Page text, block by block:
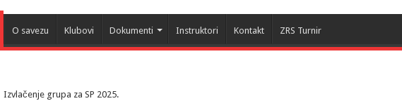
O savezu Klubovi Dokumenti Instruktori Kontakt ZRS Turnir
Izvlačenje grupa za SP 2025.